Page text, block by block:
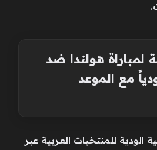
لمباراة هولندا ضد
مع الموعد
الودية للمنتخبات العربية عبر